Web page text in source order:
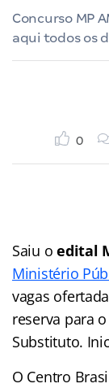
Concurso MP
aqui todos os
0
Saiu oedital
Ministério
vagas
reserva para
Substituto.
O Centro